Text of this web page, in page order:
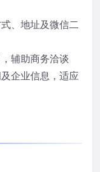
、地址及微信二
辅助商务洽谈
企业信息，适应